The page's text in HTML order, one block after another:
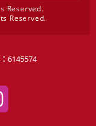
Reserved.
Reserved.
6145574